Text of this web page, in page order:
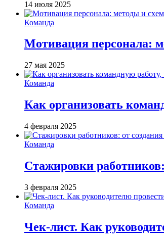
14 июля 2025
Команда
Мотивация персонала:
27 мая 2025
Команда
Как организовать
4 февраля 2025
Команда
Стажировки
3 февраля 2025
Команда
Чек-лист. Как